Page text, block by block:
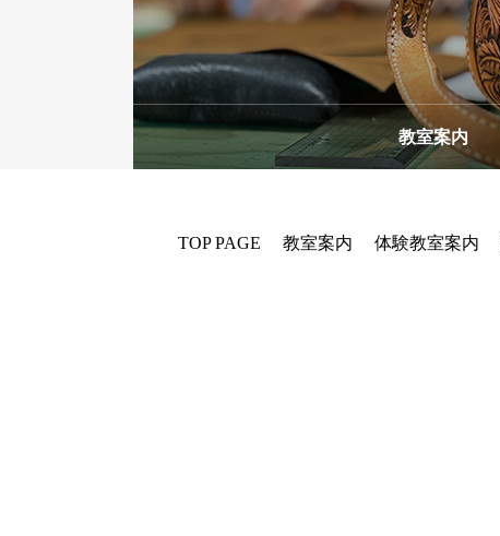
教室案内
TOP PAGE 教室案内 体験教室案内